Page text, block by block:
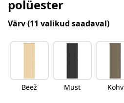
polüester
Värv(11 valikud saadaval)
Beež Must Kohv